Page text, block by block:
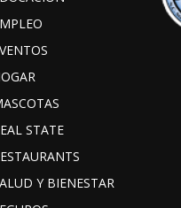
STATE
Y BIENESTAR